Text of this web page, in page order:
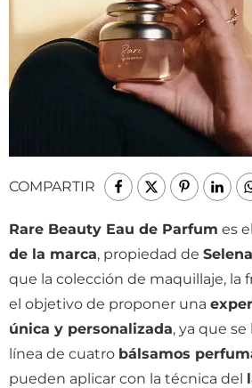
COMPARTIR
Rare Beauty Eau de Parfum es el
de la marca, propiedad de
que la colección de maquillaje, la
el objetivo de proponer una
única y personalizada, ya que
línea de cuatro bálsamos
pueden aplicar con la técnica del